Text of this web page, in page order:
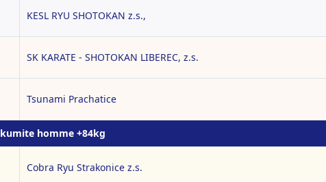
KESL RYU SHOTOKAN z.s.,
SK KARATE - SHOTOKAN LIBEREC, z.s.
Tsunami Prachatice
kumite homme +84kg
Cobra Ryu Strakonice z.s.